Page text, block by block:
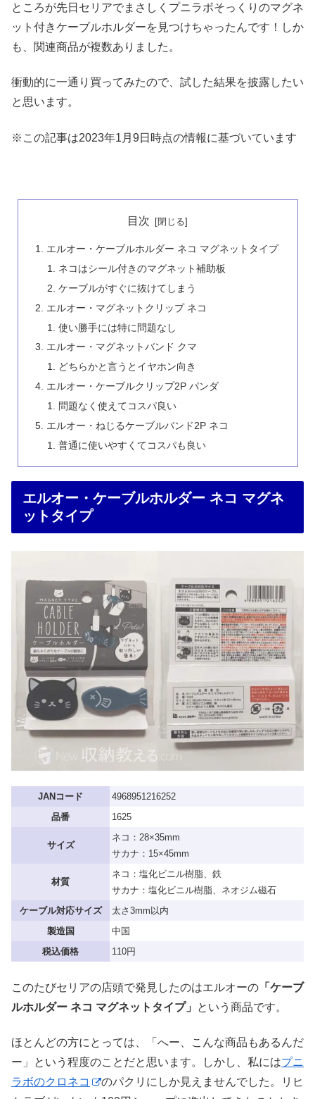
ところが先日セリアでまさしくプニラボそっくりのマグネ
ット付きケーブルホルダーを見つけちゃったんです！しか
も、関連商品が複数ありました。
衝動的に一通り買ってみたので、試した結果を披露したい
と思います。
※この記事は2023年1月9日時点の情報に基づいています
目次
エルオー・ケーブルホルダー ネコ マグネットタイプ
ネコはシール付きのマグネット補助板
ケーブルがすぐに抜けてしまう
エルオー・マグネットクリップ ネコ
使い勝手には特に問題なし
エルオー・マグネットバンド クマ
どちらかと言うとイヤホン向き
エルオー・ケーブルクリップ2P パンダ
問題なく使えてコスパ良い
エルオー・ねじるケーブルバンド2P ネコ
普通に使いやすくてコスパも良い
エルオー・ケーブルホルダー ネコ マグネ
ットタイプ
JANコード
4968951216252
品番
1625
サイズ
ネコ：28×35mm
サカナ：15×45mm
材質
ネコ：塩化ビニル樹脂、鉄
サカナ：塩化ビニル樹脂、ネオジム磁石
ケーブル対応サイズ
太さ3mm以内
製造国
中国
税込価格
110円
このたびセリアの店頭で発見したのはエルオーの 「ケーブ
ルホルダー ネコ マグネットタイプ」
という商品です。
ほとんどの方にとっては、「へー、こんな商品もあるんだ
ー」という程度のことだと思います。しかし、私にはプニ
ラボのクロネコ
のパクリにしか見えませんでした。リヒ